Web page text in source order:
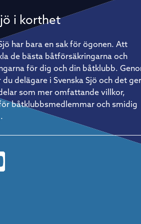
är raka motsatsen. – Det är aldrig
är det som är så kul, säger han. Det innebär förstås
förberedelserna väger tyngre. Allt ombord måste
från rigg och segeltrim till rutiner för att
Vila är också en taktik På ett lopp av Gotland Runts
flera hundra nautiska mil runt en hel ö – räcker det
vara duktig på att segla. Återhämtning blir lika
som vindtaktik. – Vi kör ett rullande schema med
segling följt av tre timmars vila. Det måste få
i praktiken, men fasta rutiner är avgörande för
återhämta sig ordentligt. Så kommer du igång
Harding är tydlig med rådet till den som vill prova
enkelt. En mindre, lätthanterlig båt och en pålitlig
rätt inställning är allt som behövs för att ta de
Saknar man egen båt finns det ofta möjlighet
på som gast hos en erfaren båtägare – ett utmärkt
sig formatet inifrån innan man investerar i eget
i korthet
har bara en sak för ögonen. Att
de bästa båtförsäkringarna och
för dig och din båtklubb.
delägare i Svenska Sjö och det ger
som mer omfattande villkor,
båtklubbsmedlemmar och smidig